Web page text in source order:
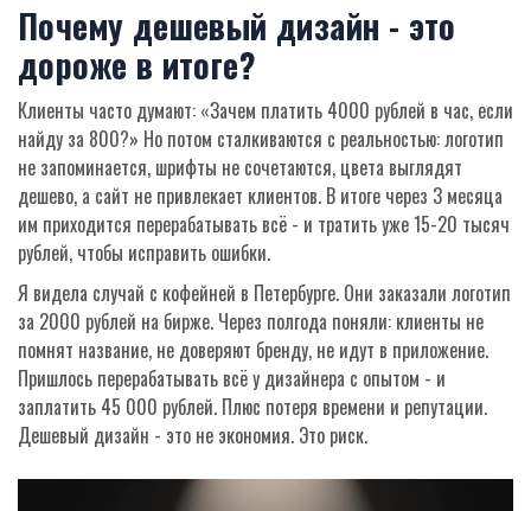
Почему дешевый дизайн - это
дороже в итоге?
Клиенты часто думают: «Зачем платить 4000 рублей в час, если
найду за 800?» Но потом сталкиваются с реальностью: логотип
не запоминается, шрифты не сочетаются, цвета выглядят
дешево, а сайт не привлекает клиентов. В итоге через 3 месяца
им приходится перерабатывать всё - и тратить уже 15-20 тысяч
рублей, чтобы исправить ошибки.
Я видела случай с кофейней в Петербурге. Они заказали логотип
за 2000 рублей на бирже. Через полгода поняли: клиенты не
помнят название, не доверяют бренду, не идут в приложение.
Пришлось перерабатывать всё у дизайнера с опытом - и
заплатить 45 000 рублей. Плюс потеря времени и репутации.
Дешевый дизайн - это не экономия. Это риск.